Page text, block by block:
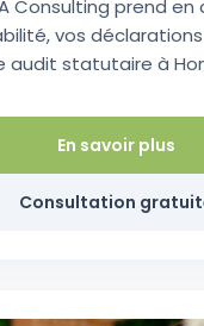
Consulting prend
vos
audit statutaire à
En savoir plus
Consultation